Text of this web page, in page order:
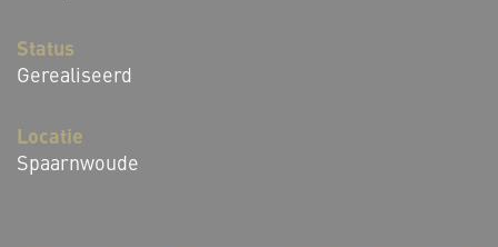
Status
Gerealiseerd
Locatie
Spaarnwoude